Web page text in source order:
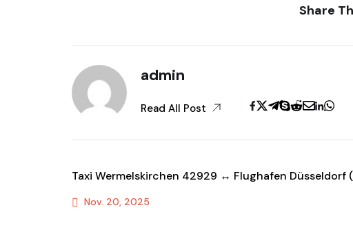
Share
admin
Read All Post
Taxi Wermelskirchen 42929 ↔ Flughafen Düsseldorf
Nov. 20, 2025